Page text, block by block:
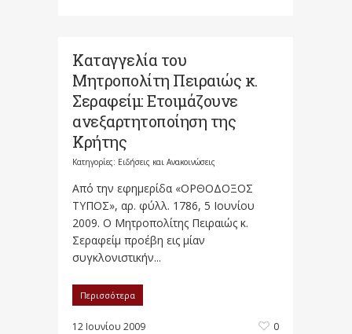
Καταγγελία του
Μητροπολίτη Πειραιώς κ.
Σεραφείμ: Ετοιμάζουνε
ανεξαρτητοποίηση της
Κρήτης
Κατηγορίες: Ειδήσεις και Ανακοινώσεις
Από την εφημερίδα «ΟΡΘΟΔΟΞΟΣ
ΤΥΠΟΣ», αρ. φύλλ. 1786, 5 Ιουνίου
2009. Ο Μητροπολίτης Πειραιώς κ.
Σεραφείμ προέβη εις μίαν
συγκλονιστικήν...
Περισσότερα
12 Ιουνίου 2009 0